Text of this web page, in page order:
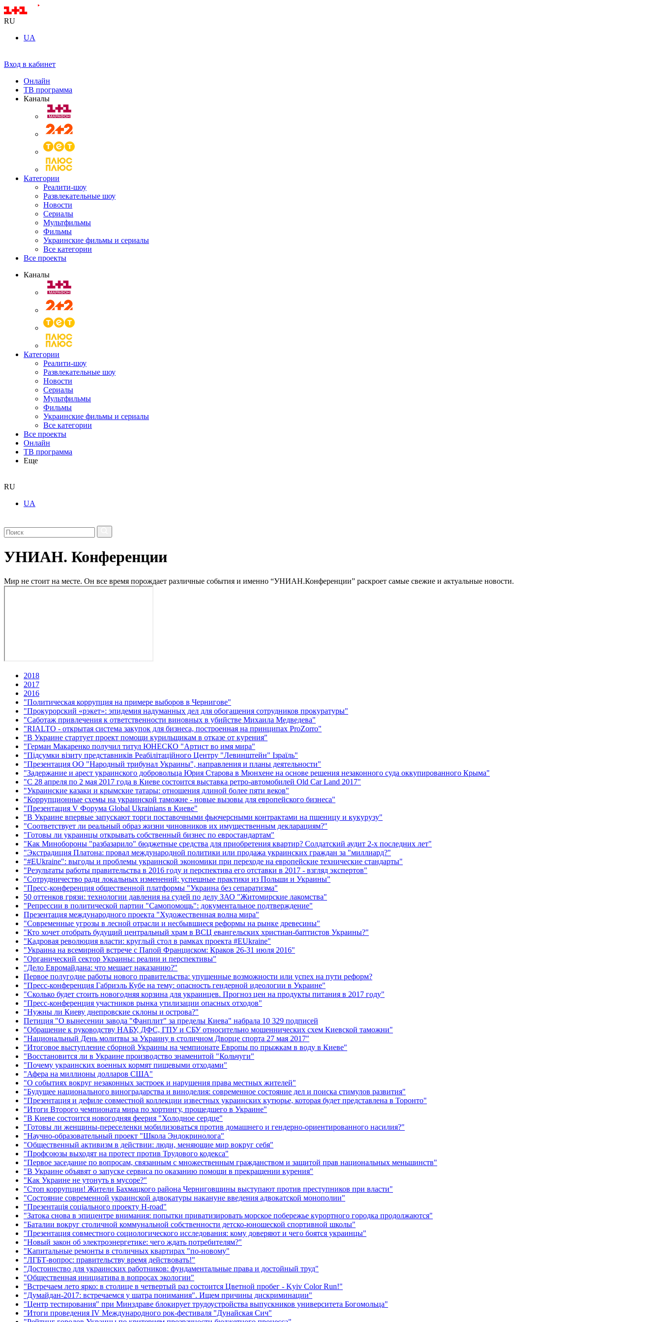
RU
UA
Вход в кабинет
Онлайн
ТВ программа
Каналы
Категории
Реалити-шоу
Развлекательные шоу
Новости
Сериалы
Мультфильмы
Фильмы
Украинские фильмы и сериалы
Все категории
Все проекты
Каналы
Категории
Реалити-шоу
Развлекательные шоу
Новости
Сериалы
Мультфильмы
Фильмы
Украинские фильмы и сериалы
Все категории
Все проекты
Онлайн
ТВ программа
Еще
RU
UA
УНИАН. Конференции
Мир не стоит на месте. Он все время порождает различные события и именно “УНИАН.Конференции” раскроет самые свежие и актуальные новости.
2018
2017
2016
"Политическая коррупция на примере выборов в Чернигове"
"Прокурорский «рэкет»: эпидемия надуманных дел для обогащения сотрудников прокуратуры"
"Саботаж привлечения к ответственности виновных в убийстве Михаила Медведева"
"RIALTO - открытая система закупок для бизнеса, построенная на принципах ProZorro"
"В Украине стартует проект помощи курильщикам в отказе от курения"
"Герман Макаренко получил титул ЮНЕСКО "Артист во имя мира"
"Підсумки візиту представників Реабілітаційного Центру "Левинштейн" Ізраїль"
"Презентация ОО "Народный трибунал Украины", направления и планы деятельности"
"Задержание и арест украинского добровольца Юрия Старова в Мюнхене на основе решения незаконного суда оккупированного Крыма"
"С 28 апреля по 2 мая 2017 года в Киеве состоится выставка ретро-автомобилей Old Car Land 2017"
"Украинские казаки и крымские татары: отношения длиной более пяти веков"
"Коррупционные схемы на украинской таможне - новые вызовы для европейского бизнеса"
"Презентация V Форума Global Ukrainians в Киеве"
"В Украине впервые запускают торги поставочными фьючерсными контрактами на пшеницу и кукурузу"
"Соответствует ли реальный образ жизни чиновников их имущественным декларациям?"
"Готовы ли украинцы открывать собственный бизнес по евростандартам"
"Как Минобороны "разбазарило" бюджетные средства для приобретения квартир? Солдатский аудит 2-х последних лет"
"Экстрадиция Платона: провал международной политики или продажа украинских граждан за "миллиард?"
"#EUkraine": выгоды и проблемы украинской экономики при переходе на европейские технические стандарты"
"Результаты работы правительства в 2016 году и перспектива его отставки в 2017 - взгляд экспертов"
"Сотрудничество ради локальных изменений: успешные практики из Польши и Украины"
"Пресс-конференция общественной платформы "Украина без сепаратизма"
50 оттенков грязи: технологии давления на судей по делу ЗАО "Житомирские лакомства"
"Репрессии в политической партии "Самопомощь": документальное подтверждение"
Презентация международного проекта "Художественная волна мира"
"Современные угрозы в лесной отрасли и несбывшиеся реформы на рынке древесины"
"Кто хочет отобрать будущий центральный храм в ВСЦ евангельских христиан-баптистов Украины?"
"Кадровая революция власти: круглый стол в рамках проекта #EUkraine"
"Украина на всемирной встрече с Папой Франциском: Краков 26-31 июля 2016"
"Органический сектор Украины: реалии и перспективы"
"Дело Евромайдана: что мешает наказанию?"
Первое полугодие работы нового правительства: упущенные возможности или успех на пути реформ?
"Пресс-конференция Габриэль Кубе на тему: опасность гендерной идеологии в Украине"
"Сколько будет стоить новогодняя корзина для украинцев. Прогноз цен на продукты питания в 2017 году"
"Пресс-конференция участников рынка утилизации опасных отходов"
"Нужны ли Киеву днепровские склоны и острова?"
Петиция "О вынесении завода "Фанплит" за пределы Киева" набрала 10 329 подписей
"Обращение к руководству НАБУ, ДФС, ГПУ и СБУ относительно мошеннических схем Киевской таможни"
"Национальный День молитвы за Украину в столичном Дворце спорта 27 мая 2017"
"Итоговое выступление сборной Украины на чемпионате Европы по прыжкам в воду в Киеве"
"Восстановится ли в Украине производство знаменитой "Кольчуги"
"Почему украинских военных кормят пищевыми отходами"
"Афера на миллионы долларов США"
"О событиях вокруг незаконных застроек и нарушения права местных жителей"
"Будущее национального виноградарства и виноделия: современное состояние дел и поиска стимулов развития"
"Презентация и дефиле совместной коллекции известных украинских кутюрье, которая будет представлена в Торонто"
"Итоги Второго чемпионата мира по хортингу, прошедшего в Украине"
"В Киеве состоится новогодняя феерия "Холодное сердце"
"Готовы ли женщины-переселенки мобилизоваться против домашнего и гендерно-ориентированного насилия?"
"Научно-образовательный проект "Школа Эндокринолога"
"Общественный активизм в действии: люди, меняющие мир вокруг себя"
"Профсоюзы выходят на протест против Трудового кодекса"
"Первое заседание по вопросам, связанным с множественным гражданством и защитой прав национальных меньшинств"
"В Украине объявят о запуске сервиса по оказанию помощи в прекращении курения"
"Как Украине не утонуть в мусоре?"
"Стоп коррупции! Жители Бахмацкого района Черниговщины выступают против преступников при власти"
"Состояние современной украинской адвокатуры накануне введения адвокатской монополии"
"Презентація соціального проекту H-road"
"Затока снова в эпицентре внимания: попытки приватизировать морское побережье курортного городка продолжаются"
"Баталии вокруг столичной коммунальной собственности детско-юношеской спортивной школы"
"Презентация совместного социологического исследования: кому доверяют и чего боятся украинцы"
"Новый закон об электроэнергетике: чего ждать потребителям?"
"Капитальные ремонты в столичных квартирах "по-новому"
"ЛГБТ-вопрос: правительству время действовать!"
"Достоинство для украинских работников: фундаментальные права и достойный труд"
"Общественная инициатива в вопросах экологии"
"Встречаем лето ярко: в столице в четвертый раз состоится Цветной пробег - Kyiv Color Run!"
"Думайдан-2017: встречаемся у шатра понимания". Ищем причины дискриминации"
"Центр тестирования" при Минздраве блокирует трудоустройства выпускников университета Богомольца"
"Итоги проведения IV Международного рок-фестиваля "Дунайская Сич"